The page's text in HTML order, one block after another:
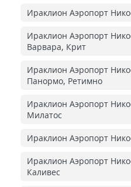
Ираклион Аэропорт
Ираклион Аэропорт
Варвара, Крит
Ираклион Аэропорт
Панормо, Ретимно
Ираклион Аэропорт
Милатос
Ираклион Аэропорт
Ираклион Аэропорт
Каливес